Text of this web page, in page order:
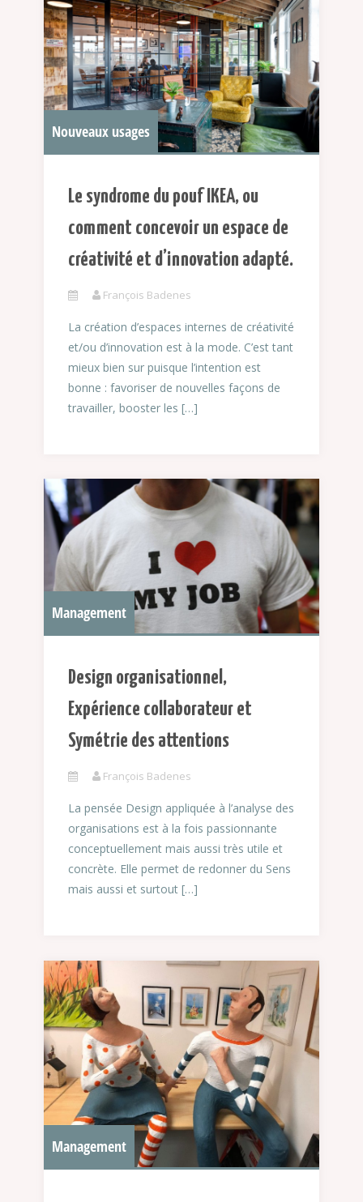
Nouveaux usages
Le syndrome du pouf IKEA, ou
comment concevoir un espace de
créativité et d’innovation adapté.
François Badenes
La création d’espaces internes de créativité
et/ou d’innovation est à la mode. C’est tant
mieux bien sur puisque l’intention est
bonne : favoriser de nouvelles façons de
travailler, booster les […]
Management
Design organisationnel,
Expérience collaborateur et
Symétrie des attentions
François Badenes
La pensée Design appliquée à l’analyse des
organisations est à la fois passionnante
conceptuellement mais aussi très utile et
concrète. Elle permet de redonner du Sens
mais aussi et surtout […]
Management